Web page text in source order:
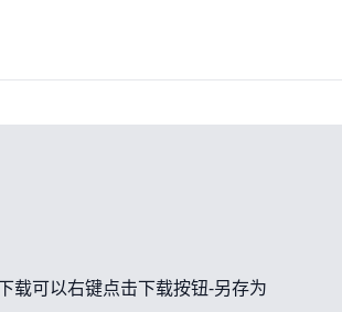
载可以右键点击下载按钮-另存为